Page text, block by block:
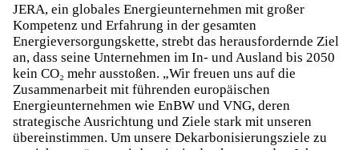
JERA, ein globales Energieunternehmen mit großer
Kompetenz und Erfahrung in der gesamten
Energieversorgungskette, strebt das herausfordernde Ziel
an, dass seine Unternehmen im In- und Ausland bis 2050
kein CO₂ mehr ausstoßen. „Wir freuen uns auf die
Zusammenarbeit mit führenden europäischen
Energieunternehmen wie EnBW und VNG, deren
strategische Ausrichtung und Ziele stark mit unseren
übereinstimmen. Um unsere Dekarbonisierungsziele zu